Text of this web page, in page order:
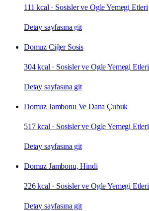
111 kcal · Sosisler ve Ogle Yemegi Etleri
Detay sayfasına git
Domuz Ciğer Sosis
304 kcal · Sosisler ve Ogle Yemegi Etleri
Detay sayfasına git
Domuz Jambonu Ve Dana Çubuk
517 kcal · Sosisler ve Ogle Yemegi Etleri
Detay sayfasına git
Domuz Jambonu, Hindi
226 kcal · Sosisler ve Ogle Yemegi Etleri
Detay sayfasına git